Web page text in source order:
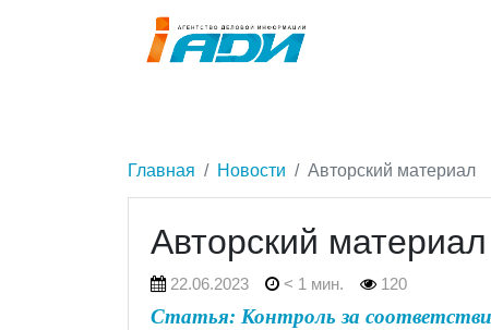
Главная Новости Авторский материал
Авторский материал
22.06.2023 < 1 мин. 120
Статья: Контроль за